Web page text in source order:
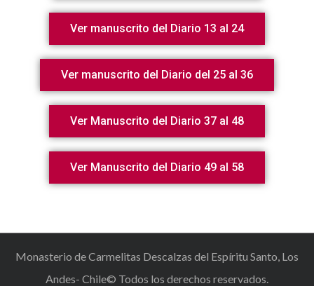
Ver manuscrito del Diario 13 al 24
Ver manuscrito del Diario del 25 al 36
Ver Manuscrito del Diario 37 al 48
Ver Manuscrito del Diario 49 al 58
Monasterio de Carmelitas Descalzas del Espíritu Santo, Los
Andes- Chile© Todos los derechos reservados.